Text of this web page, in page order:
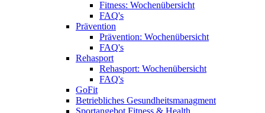
Fitness: Wochenübersicht
FAQ's
Prävention
Prävention: Wochenübersicht
FAQ's
Rehasport
Rehasport: Wochenübersicht
FAQ's
GoFit
Betriebliches Gesundheitsmanagment
Sportangebot Fitness & Health